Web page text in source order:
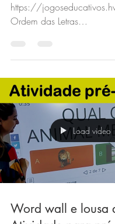
https://
Ordem das Letras
Load video
Word wall e lousa